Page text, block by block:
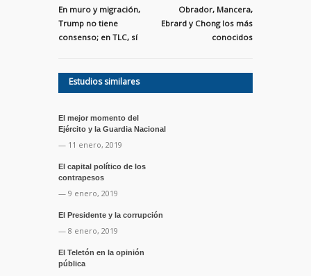
En muro y migración,
Trump no tiene
consenso; en TLC, sí
Obrador, Mancera,
Ebrard y Chong los más
conocidos
Estudios similares
El mejor momento del
Ejército y la Guardia Nacional
— 11 enero, 2019
El capital político de los
contrapesos
— 9 enero, 2019
El Presidente y la corrupción
— 8 enero, 2019
El Teletón en la opinión
pública